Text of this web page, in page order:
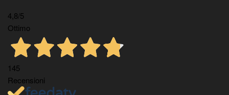
4,8/5
Ottimo
145
Recensioni